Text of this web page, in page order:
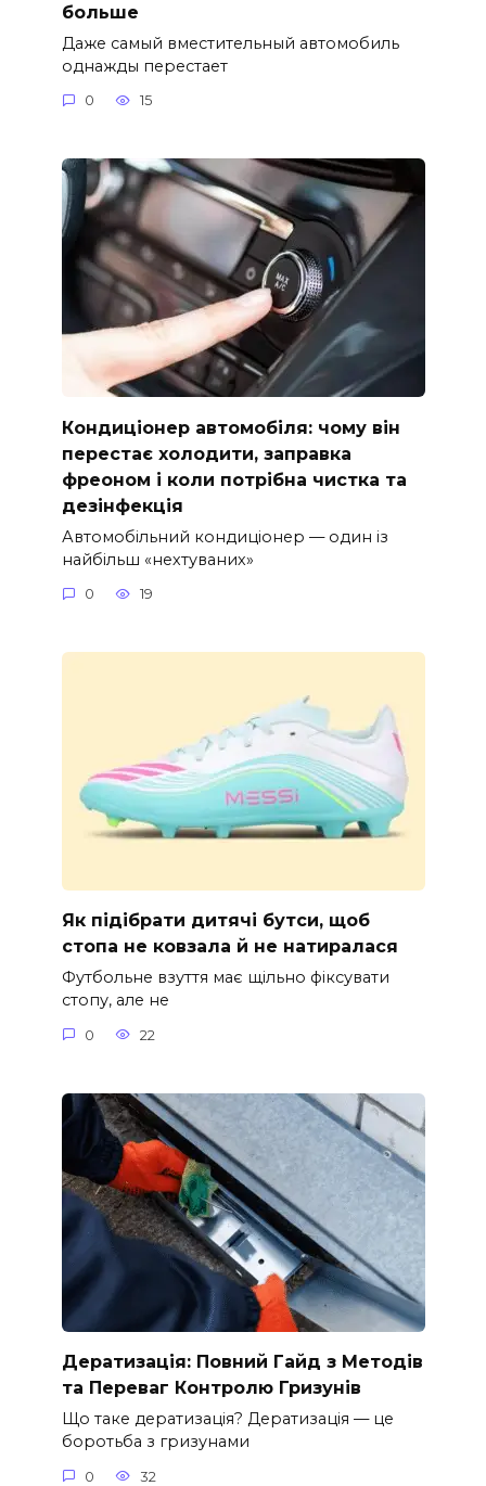
больше
Даже самый вместительный автомобиль
однажды перестает
0 15
Кондиціонер автомобіля: чому він
перестає холодити, заправка
фреоном і коли потрібна чистка та
дезінфекція
Автомобільний кондиціонер — один із
найбільш «нехтуваних»
0 19
Як підібрати дитячі бутси, щоб
стопа не ковзала й не натиралася
Футбольне взуття має щільно фіксувати
стопу, але не
0 22
Дератизація: Повний Гайд з Методів
та Переваг Контролю Гризунів
Що таке дератизація? Дератизація — це
боротьба з гризунами
0 32